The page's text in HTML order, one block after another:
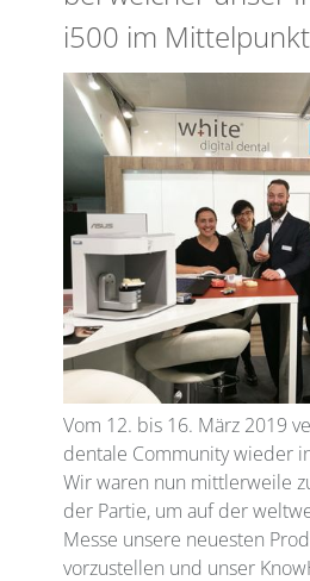
i500 im
Vom 12. bis 16. März 2019
dentale Community wieder
Wir waren nun mittlerweile
der Partie, um auf der
Messe unsere neuesten
vorzustellen und unser